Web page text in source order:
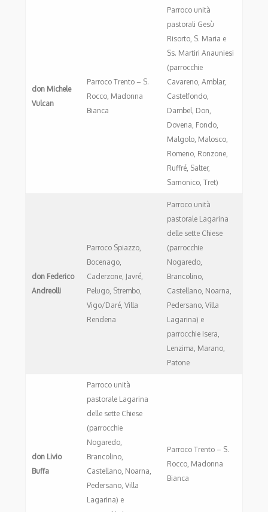
don Michele
Vulcan
Parroco Trento – S.
Rocco, Madonna
Bianca
Parroco unità
pastorali Gesù
Risorto, S. Maria e
Ss. Martiri Anauniesi
(parrocchie
Cavareno, Amblar,
Castelfondo,
Dambel, Don,
Dovena, Fondo,
Malgolo, Malosco,
Romeno, Ronzone,
Ruffré, Salter,
Sarnonico, Tret)
don Federico
Andreolli
Parroco Spiazzo,
Bocenago,
Caderzone, Javré,
Pelugo, Strembo,
Vigo/Daré, Villa
Rendena
Parroco unità
pastorale Lagarina
delle sette Chiese
(parrocchie
Nogaredo,
Brancolino,
Castellano, Noarna,
Pedersano, Villa
Lagarina) e
parrocchie Isera,
Lenzima, Marano,
Patone
don Livio
Buffa
Parroco unità
pastorale Lagarina
delle sette Chiese
(parrocchie
Nogaredo,
Brancolino,
Castellano, Noarna,
Pedersano, Villa
Lagarina) e
Parroco Trento – S.
Rocco, Madonna
Bianca